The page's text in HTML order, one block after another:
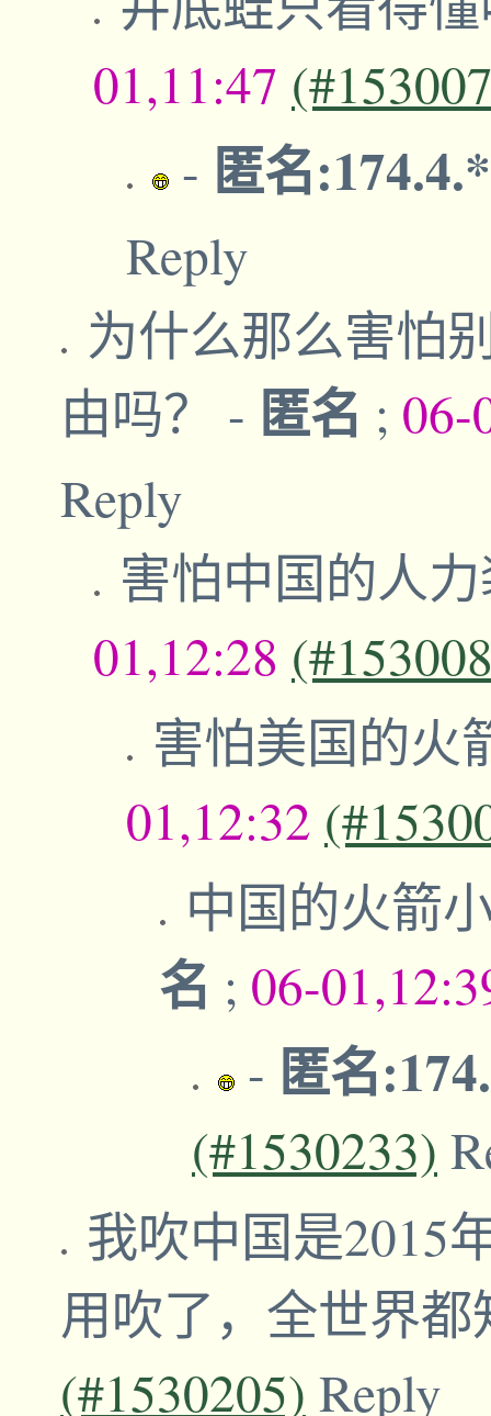
01,11:47
- 匿名
Reply
为什么那么害怕
由吗？ - 匿名 ; 06-
Reply
害怕中国的人
01,12:28
害怕美国的火
01,12:32
中国的火箭
名 ; 06-
- 匿名
(#1530233)
我吹中国是2015
用吹了，全世界
(#1530205) Reply